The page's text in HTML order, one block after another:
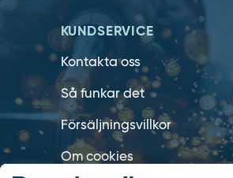
KUNDSERVICE
Kontakta oss
Så funkar det
Försäljningsvillkor
Om cookies